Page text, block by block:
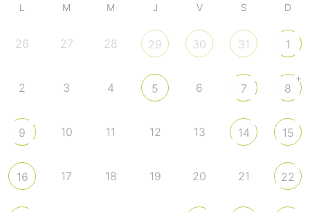
L M M J V S D
26 27 28 29 30 31 1
2 3 4 5 6 7 8
+
9 10 11 12 13 14 15
16 17 18 19 20 21 22